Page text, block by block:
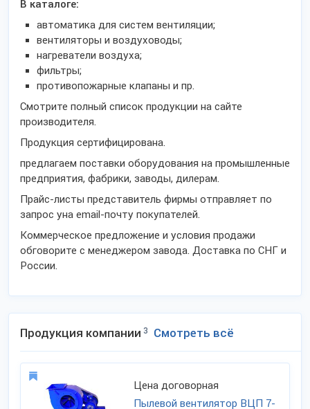
В каталоге:
автоматика для систем вентиляции;
вентиляторы и воздуховоды;
нагреватели воздуха;
фильтры;
противопожарные клапаны и пр.
Смотрите полный список продукции на сайте
производителя.
Продукция сертифицирована.
предлагаем поставки оборудования на промышленные
предприятия, фабрики, заводы, дилерам.
Прайс-листы представитель фирмы отправляет по
запрос уна email-почту покупателей.
Коммерческое предложение и условия продажи
обговорите с менеджером завода. Доставка по СНГ и
России.
Продукция компании 3 Смотреть всё
Цена договорная
Пылевой вентилятор ВЦП 7-